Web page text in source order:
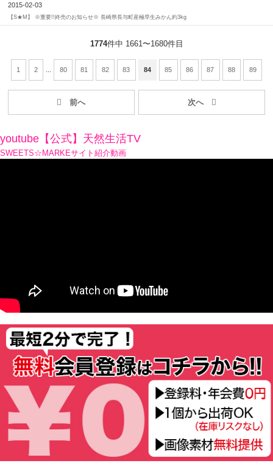
2015-02-03
【S★M】 ※重要!!終売のお知らせ※ 長崎県長与町産極早生みかん約3kg
1774件中 1661〜1680件目
1 2 80 81 82 83 84 85 86 87 88 89
youtube【公式】天然生活TV
SWEETS☆MARKEサイト紹介動画